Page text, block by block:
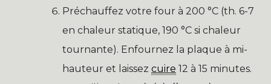
Préchauffez votre four à 200 °C (th. 6-7
en chaleur statique, 190 °C si chaleur
tournante). Enfournez la plaque à mi-
hauteur et laissez cuire 12 à 15 minutes.